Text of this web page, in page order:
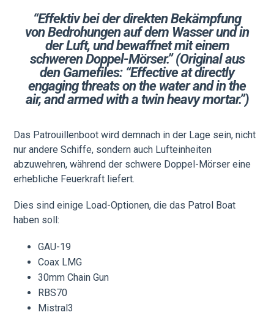
“Effektiv bei der direkten Bekämpfung
von Bedrohungen auf dem Wasser und in
der Luft, und bewaffnet mit einem
schweren Doppel-Mörser.” (Original aus
den Gamefiles: “Effective at directly
engaging threats on the water and in the
air, and armed with a twin heavy mortar.”)
Das Patrouillenboot wird demnach in der Lage sein, nicht
nur andere Schiffe, sondern auch Lufteinheiten
abzuwehren, während der schwere Doppel-Mörser eine
erhebliche Feuerkraft liefert.
Dies sind einige Load-Optionen, die das Patrol Boat
haben soll:
GAU-19
Coax LMG
30mm Chain Gun
RBS70
Mistral3